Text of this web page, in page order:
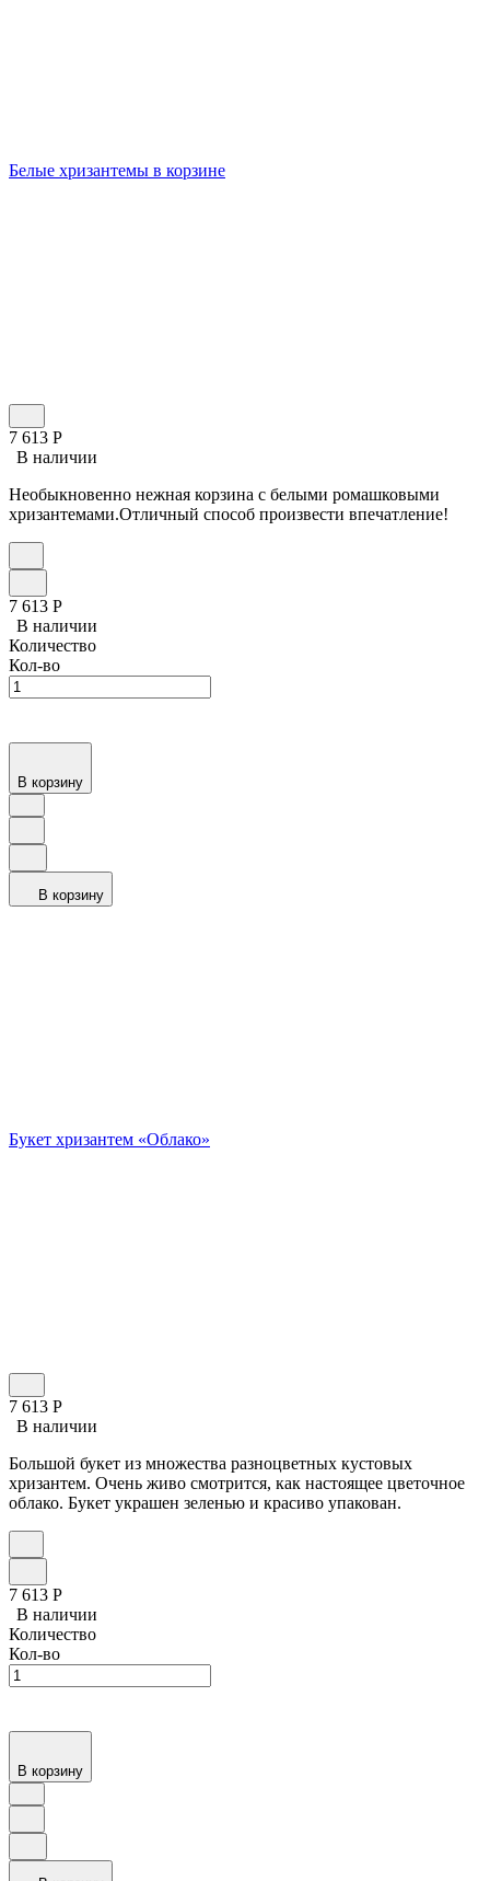
Белые хризантемы в корзине
7 613 Р
В наличии
Необыкновенно нежная корзина с белыми ромашковыми
хризантемами.Отличный способ произвести впечатление!
7 613 Р
В наличии
Количество
Кол-во
В корзину
В корзину
Букет хризантем «Облако»
7 613 Р
В наличии
Большой букет из множества разноцветных кустовых
хризантем. Очень живо смотрится, как настоящее цветочное
облако. Букет украшен зеленью и красиво упакован.
7 613 Р
В наличии
Количество
Кол-во
В корзину